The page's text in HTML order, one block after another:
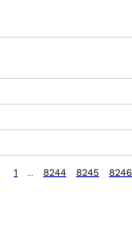
1 8244 8245 8246